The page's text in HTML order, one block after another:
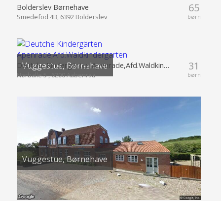
65
børn
Bolderslev Børnehave
Smedefod 4B, 6392 Bolderslev
Vuggestue, Børnehave 31
børn
Deutche Kindergärten Apenrade,Afd.Waldkindergarten
Nørballe 5 , 6200 Aabenraa
Vuggestue, Børnehave